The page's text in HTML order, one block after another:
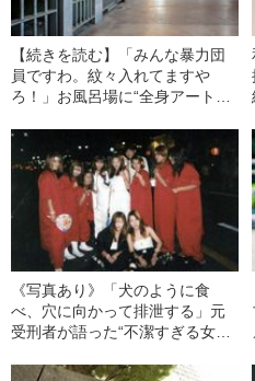
【続きを読む】「みんな暴力団
員ですわ。紋々入れてますや
ろ！」お風呂場に“全身アート
た「網走刑務所」の実態
《写真あり》「犬のように食
べ、穴に向かって排泄する」元
受刑者が語った“不潔すぎる女子